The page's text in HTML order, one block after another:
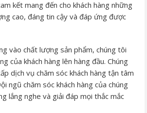
kết mang đến cho khách hàng những
cao, đáng tin cậy và đáp ứng được
vào chất lượng sản phẩm, chúng tôi
của khách hàng lên hàng đầu. Chúng
dịch vụ chăm sóc khách hàng tận tâm
ngũ chăm sóc khách hàng của chúng
lắng nghe và giải đáp mọi thắc mắc